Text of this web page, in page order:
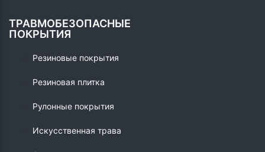
ТРАВМОБЕЗОПАСНЫЕ
ПОКРЫТИЯ
Резиновые покрытия
Резиновая плитка
Рулонные покрытия
Искусственная трава